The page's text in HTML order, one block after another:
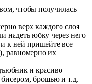
чтобы получилась
верх каждого слоя
надеть юбку через него
и к ней пришейте все
равномерно их
и красиво
бисером, брошью и т.д.